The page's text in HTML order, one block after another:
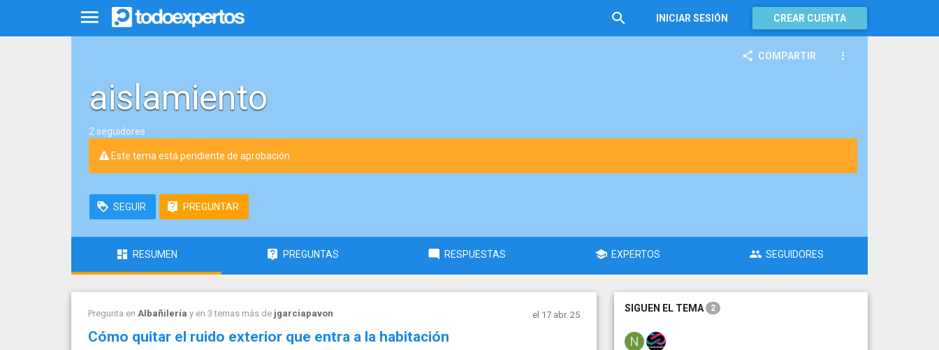
INICIAR SESIÓN CREAR CUENTA
COMPARTIR
aislamiento
2 seguidores
Este tema está pendiente de aprobación
SEGUIR PREGUNTAR
RESUMEN PREGUNTAS RESPUESTAS EXPERTOS SEGUIDORES
Pregunta en Albañilería y en 3 temas más de jgarciapavon el 17 abr. 25
Cómo quitar el ruido exterior que entra a la habitación
SIGUEN EL TEMA 2